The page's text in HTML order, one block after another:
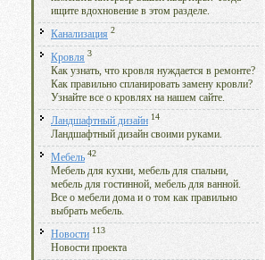
ищите вдохновение в этом разделе.
Канализация 2
Кровля 3
Как узнать, что кровля нуждается в ремонте?
Как правильно спланировать замену кровли?
Узнайте все о кровлях на нашем сайте.
Ландшафтный дизайн 14
Ландшафтный дизайн своими руками.
Мебель 42
Мебель для кухни, мебель для спальни,
мебель для гостинной, мебель для ванной.
Все о мебели дома и о том как правильно
выбрать мебель.
Новости 113
Новости проекта